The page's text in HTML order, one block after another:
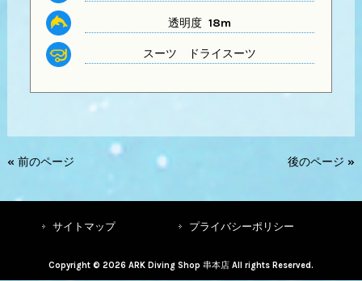
透明度 18m
スーツ ドライスーツ
« 前のページ 後のページ »
サイトマップ プライバシーポリシー
Copyright © 2026 ARK Diving Shop 串本店 All rights Reserved.